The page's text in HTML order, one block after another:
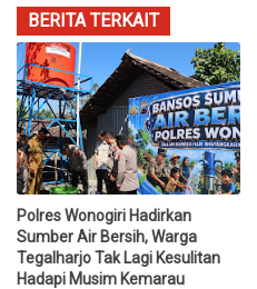
BERITA TERKAIT
Polres Wonogiri Hadirkan
Sumber Air Bersih, Warga
Tegalharjo Tak Lagi Kesulitan
Hadapi Musim Kemarau